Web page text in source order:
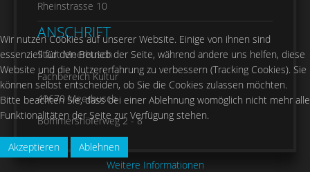
Rheinstrasse 10
ANSCHRIFT
Stadt Meerbusch
Fachbereich Kultur
40670 Meerbusch
Bommershöferweg 2 - 8
Wir nutzen Cookies auf unserer Website. Einige von ihnen sind
essenziell für den Betrieb der Seite, während andere uns helfen, diese
Website und die Nutzererfahrung zu verbessern (Tracking Cookies). Sie
können selbst entscheiden, ob Sie die Cookies zulassen möchten.
Bitte beachten Sie, dass bei einer Ablehnung womöglich nicht mehr alle
Funktionalitäten der Seite zur Verfügung stehen.
Akzeptieren
Ablehnen
Weitere Informationen